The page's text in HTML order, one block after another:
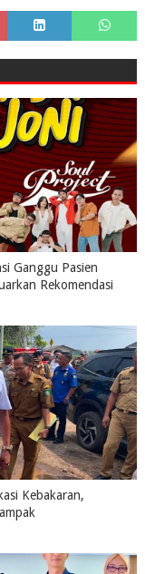
Ganggu Pasien
Rekomendasi
Kebakaran,